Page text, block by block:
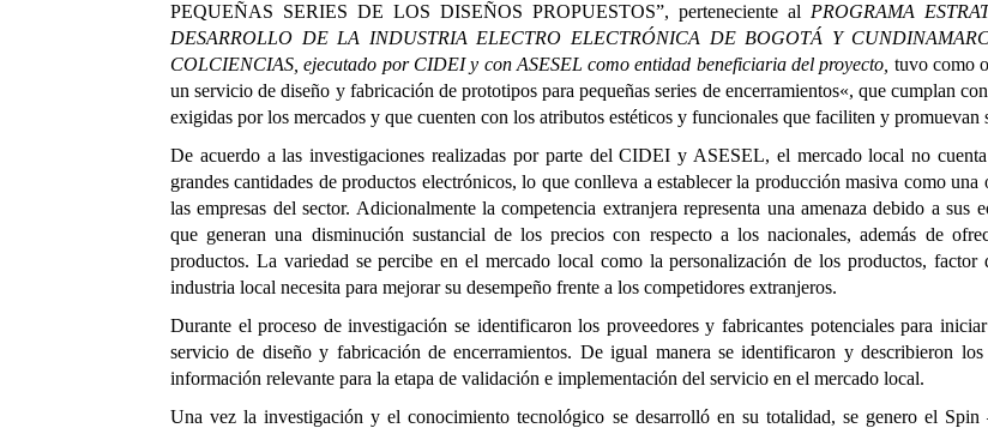
PEQUEÑAS SERIES DE LOS DISEÑOS PROPUESTOS”, perteneciente al PROGRAMA
DESARROLLO DE LA INDUSTRIA ELECTRO ELECTRÓNICA DE BOGOTÁ Y
COLCIENCIAS, ejecutado por CIDEI y con ASESEL como entidad beneficiaria del proyecto tuvo como
un servicio de diseño y fabricación de prototipos para pequeñas series de encerramientos«, que cumplan
exigidas por los mercados y que cuenten con los atributos estéticos y funcionales que faciliten y promuevan
De acuerdo a las investigaciones realizadas por parte del CIDEI y ASESEL, el mercado local no
grandes cantidades deproductos electrónicos, lo que conlleva a establecer la producción masiva como una
las empresas del sector. Adicionalmente la competencia extranjera representa una amenaza debido a sus
que generan una disminución sustancial de los precios con respecto a los nacionales, además de
productos. La variedad se percibe en el mercado local como la personalización de los productos, factor
industria local necesita para mejorar su desempeño frente a los competidores extranjeros.
Durante el proceso de investigación se identificaron los proveedores y fabricantes potenciales para
servicio de diseño y fabricación de encerramientos. De igual manera se identificaron y describieron los
información relevante para la etapa de validación e implementación del servicio en el mercado local.
Una vez la investigación y el conocimiento tecnológico se desarrolló en su totalidad, se genero el